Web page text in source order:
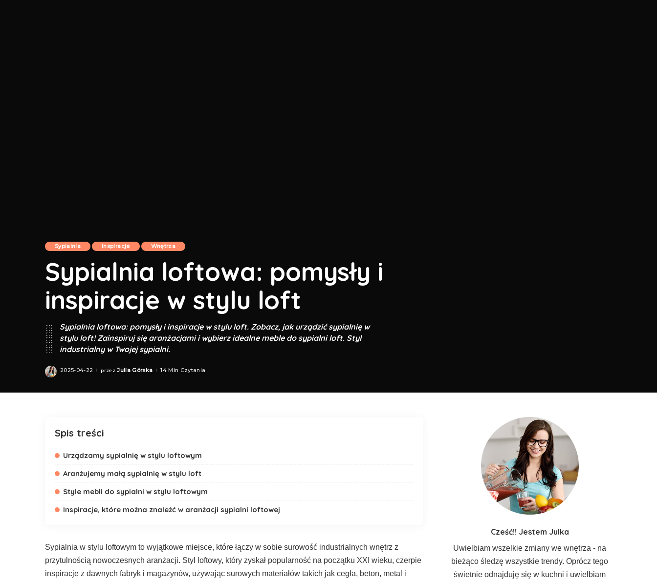
Sypialnia Inspiracje Wnętrza
Sypialnia loftowa: pomysły i
inspiracje w stylu loft
Sypialnia loftowa: pomysły i inspiracje w stylu loft. Zobacz, jak urządzić sypialnię w
stylu loft! Zainspiruj się aranżacjami i wybierz idealne meble do sypialni loft. Styl
industrialny w Twojej sypialni.
2025-04-22Posted
przez Julia Górska 14 Min Czytania
Spis treści
Urządzamy sypialnię w stylu loftowym
Aranżujemy małą sypialnię w stylu loft
Style mebli do sypialni w stylu loftowym
Inspiracje, które można znaleźć w aranżacji sypialni loftowej
Sypialnia w stylu loftowym to wyjątkowe miejsce, które łączy w sobie surowość industrialnych wnętrz z
przytulnością nowoczesnych aranżacji. Styl loftowy, który zyskał popularność na początku XXI wieku, czerpie
inspiracje z dawnych fabryk i magazynów, używając surowych materiałów takich jak cegła, beton, metal i
Cześć!! Jestem Julka
Uwielbiam wszelkie zmiany we wnętrza - na
bieżąco śledzę wszystkie trendy. Oprócz tego
świetnie odnajduję się w kuchni i uwielbiam